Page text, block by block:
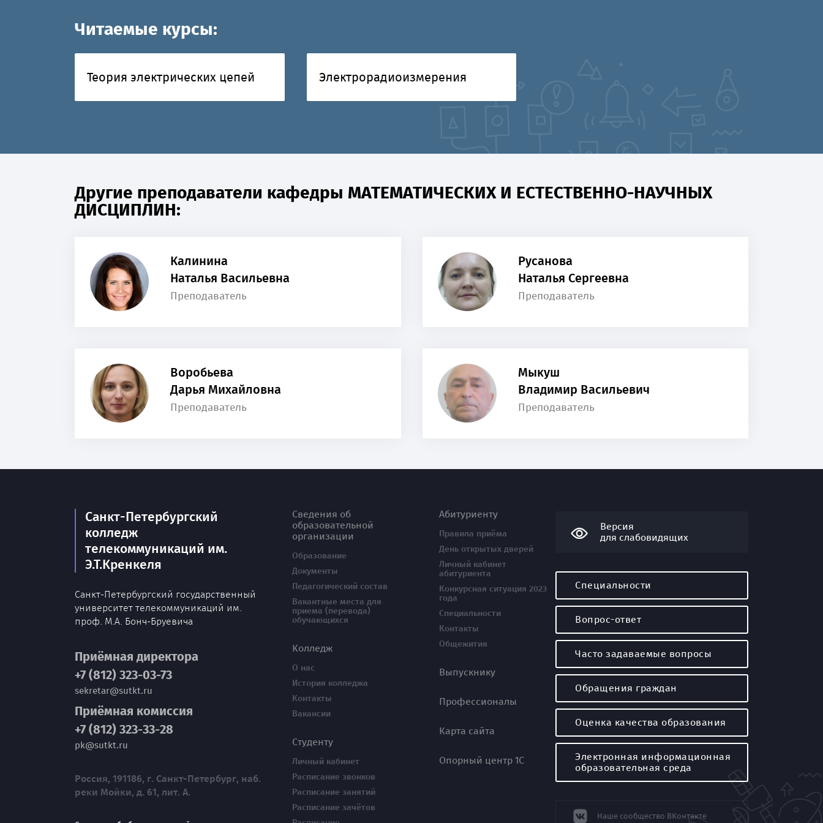
Читаемые курсы:
Теория электрических цепей Электрорадиоизмерения
Другие преподаватели кафедры МАТЕМАТИЧЕСКИХ И ЕСТЕСТВЕННО-НАУЧНЫХ
ДИСЦИПЛИН:
Калинина
Наталья Васильевна
Преподаватель
Русанова
Наталья Сергеевна
Преподаватель
Воробьева
Дарья Михайловна
Преподаватель
Мыкуш
Владимир Васильевич
Преподаватель
Санкт-Петербургский
колледж
телекоммуникаций им.
Э.Т.Кренкеля
Санкт-Петербургский государственный
университет телекоммуникаций им.
проф. М.А. Бонч-Бруевича
Приёмная директора
+7 (812) 323-03-73
sekretar@sutkt.ru
Приёмная комиссия
+7 (812) 323-33-28
pk@sutkt.ru
Россия, 191186, г. Санкт-Петербург, наб.
реки Мойки, д. 61, лит. А.
Сведения об
образовательной
организации
Образование
Документы
Педагогический состав
Вакантные места для
приема (перевода)
обучающихся
Колледж
О нас
История колледжа
Контакты
Вакансии
Студенту
Личный кабинет
Расписание звонков
Расписание занятий
Расписание зачётов
Абитуриенту
Правила приёма
День открытых дверей
Личный кабинет
абитуриента
Конкурсная ситуация 2023
года
Специальности
Контакты
Общежития
Выпускнику
Профессионалы
Карта сайта
Опорный центр 1С
Версия
для слабовидящих
Специальности
Вопрос-ответ
Часто задаваемые вопросы
Обращения граждан
Оценка качества образования
Электронная информационная
образовательная среда
Наше сообщество ВКонтакте